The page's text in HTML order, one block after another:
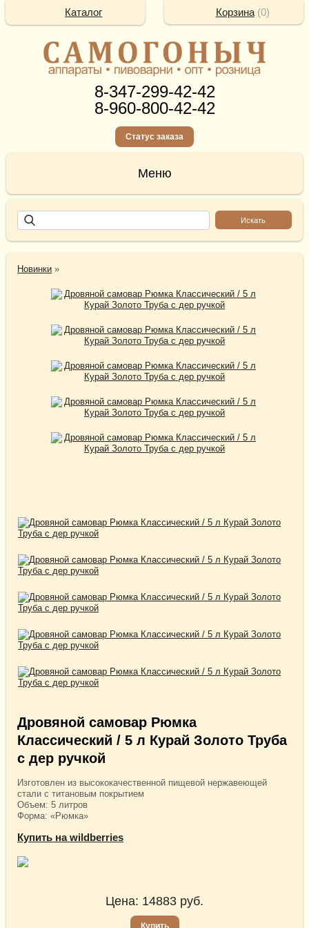
8-347-299-42-42
8-960-800-42-42
Статус заказа
Новинки »
Дровяной самовар Рюмка
Классический / 5 л Курай Золото Труба
с дер ручкой
Изготовлен из высококачественной пищевой нержавеющей
стали с титановым покрытием
Объем: 5 литров
Форма: «Рюмка»
Купить на wildberries
Цена: 14883 руб.
Купить
Корзина(0)
Каталог